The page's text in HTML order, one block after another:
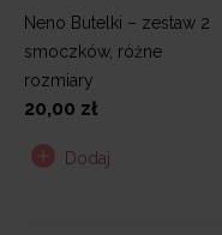
Neno Butelki – zestaw 2
smoczków, różne
rozmiary
20,00 zł
Dodaj